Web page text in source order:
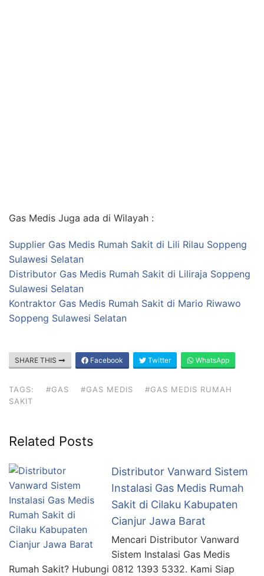
Gas Medis Juga ada di Wilayah :
Supplier Gas Medis Rumah Sakit di Lili Rilau Soppeng
Sulawesi Selatan
Distributor Gas Medis Rumah Sakit di Liliraja Soppeng
Sulawesi Selatan
Kontraktor Gas Medis Rumah Sakit di Mario Riwawo
Soppeng Sulawesi Selatan
SHARE THIS Facebook Twitter WhatsApp
TAGS: #GAS #GAS MEDIS
#GAS MEDIS RUMAH
SAKIT
Related Posts
Distributor Vanward Sistem
Instalasi Gas Medis Rumah
Sakit di Cilaku Kabupaten
Cianjur Jawa Barat
Mencari Distributor Vanward
Sistem Instalasi Gas Medis
Rumah Sakit? Hubungi 0812 1393 5332. Kami Siap